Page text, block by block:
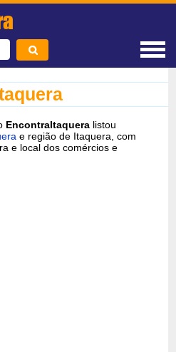
EncontraItaquera listou
e região de Itaquera, com
e local dos comércios e